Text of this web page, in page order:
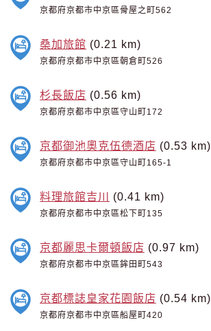
京都府京都市中京區骨屋之町562
桑加旅館 (0.21 km)
京都府京都市中京區朝倉町526
杉長飯店 (0.56 km)
京都府京都市中京區守山町172
京都御池奧克伍德酒店 (0.53 km)
京都府京都市中京區守山町165-1
料理旅館吉川 (0.41 km)
京都府京都市中京區松下町135
京都麗思卡爾頓飯店 (0.97 km)
京都府京都市中京區鉾田町543
京都標誌皇家花園飯店 (0.54 km)
京都府京都市中京區船屋町420